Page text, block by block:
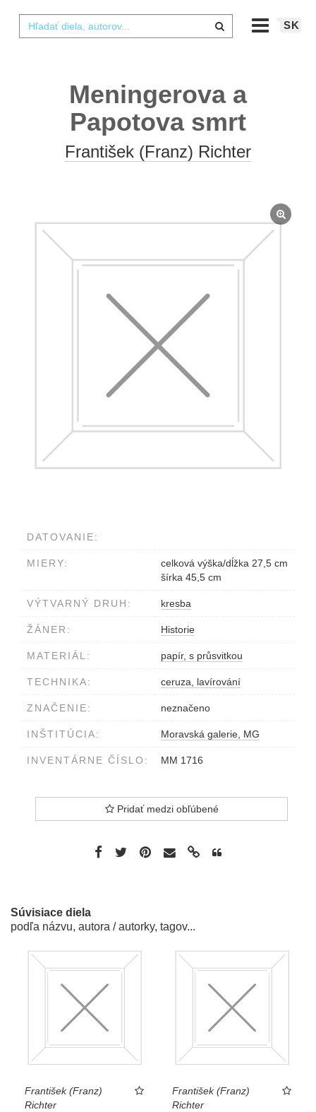
SK
Meningerova a
Papotova smrt
František (Franz) Richter
DATOVANIE:
MIERY:
celková výška/dĺžka 27,5 cm
šírka 45,5 cm
VÝTVARNÝ DRUH: kresba
ŽÁNER: Historie
MATERIÁL: papír, s průsvitkou
TECHNIKA: ceruza, lavírování
ZNAČENIE: neznačeno
INŠTITÚCIA: Moravská galerie, MG
INVENTÁRNE ČÍSLO: MM 1716
Pridať medzi obľúbené
Súvisiace diela
podľa názvu, autora / autorky, tagov...
František (Franz)
Richter
František (Franz)
Richter